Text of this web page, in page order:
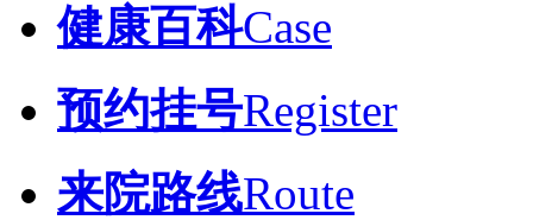
健康百科Case
预约挂号Register
来院路线Route